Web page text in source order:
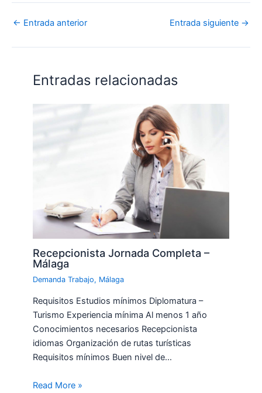
← Entrada anterior Entrada siguiente →
Entradas relacionadas
Recepcionista Jornada Completa –
Málaga
Demanda Trabajo, Málaga
Requisitos Estudios mínimos Diplomatura –
Turismo Experiencia mínima Al menos 1 año
Conocimientos necesarios Recepcionista
idiomas Organización de rutas turísticas
Requisitos mínimos Buen nivel de…
Read More »